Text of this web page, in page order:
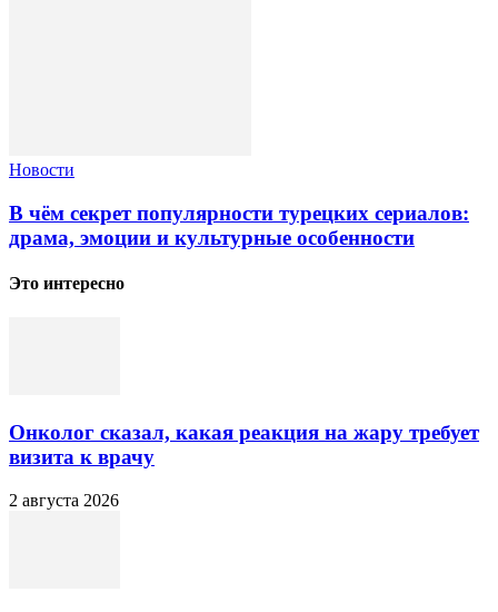
Новости
В чём секрет популярности турецких сериалов:
драма, эмоции и культурные особенности
Это интересно
Онколог сказал, какая реакция на жару требует
визита к врачу
2 августа 2026